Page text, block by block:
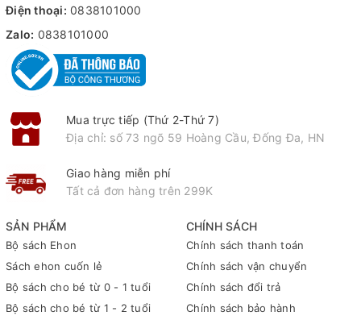
SẢN PHẨM
Bộ sách Ehon
Sách ehon cuốn lẻ
Bộ sách cho bé từ 0 - 1 tuổi
Bộ sách cho bé từ 1 - 2 tuổi
CHÍNH SÁCH
Chính sách thanh toán
Chính sách vận chuyển
Chính sách đổi trả
Chính sách bảo hành
Điện thoại: 0838101000
Zalo: 0838101000
Mua trực tiếp (Thứ 2-Thứ 7)
Địa chỉ: số 73 ngõ 59 Hoàng Cầu, Đống Đa, HN
Giao hàng miễn phí
Tất cả đơn hàng trên 299K